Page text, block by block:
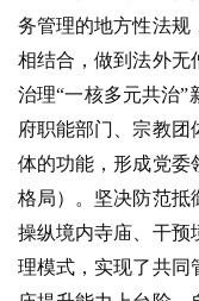
务管理的地方性法规
相结合，做到法外无
治理“一核多元共治”
府职能部门、宗教团
体的功能，形成党委
格局）。坚决防范抵
操纵境内寺庙、干预
理模式，实现了共同